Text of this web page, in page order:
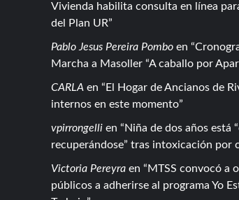
Vivienda habilita consulta en línea
del Plan UR
Pablo Jesus Pereira Pomboen
Marcha a Masoller “A caballo por
CARLA en
El Hogar de Ancianos de
internos en este momento
vpirrongellien
Niña de dos años está
recuperándose” tras intoxicación por
Victoria Pereyraen
MTSS convocó a
públicos a adherirse al programa Yo